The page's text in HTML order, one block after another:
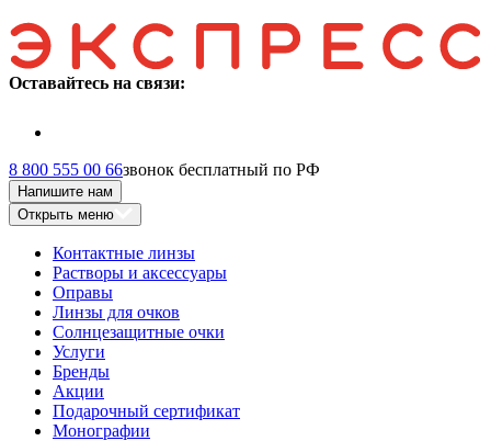
Оставайтесь на связи:
8 800 555 00 66звонок бесплатный по РФ
Напишите нам
Открыть меню
Контактные линзы
Растворы и аксессуары
Оправы
Линзы для очков
Солнцезащитные очки
Услуги
Бренды
Акции
Подарочный сертификат
Монографии